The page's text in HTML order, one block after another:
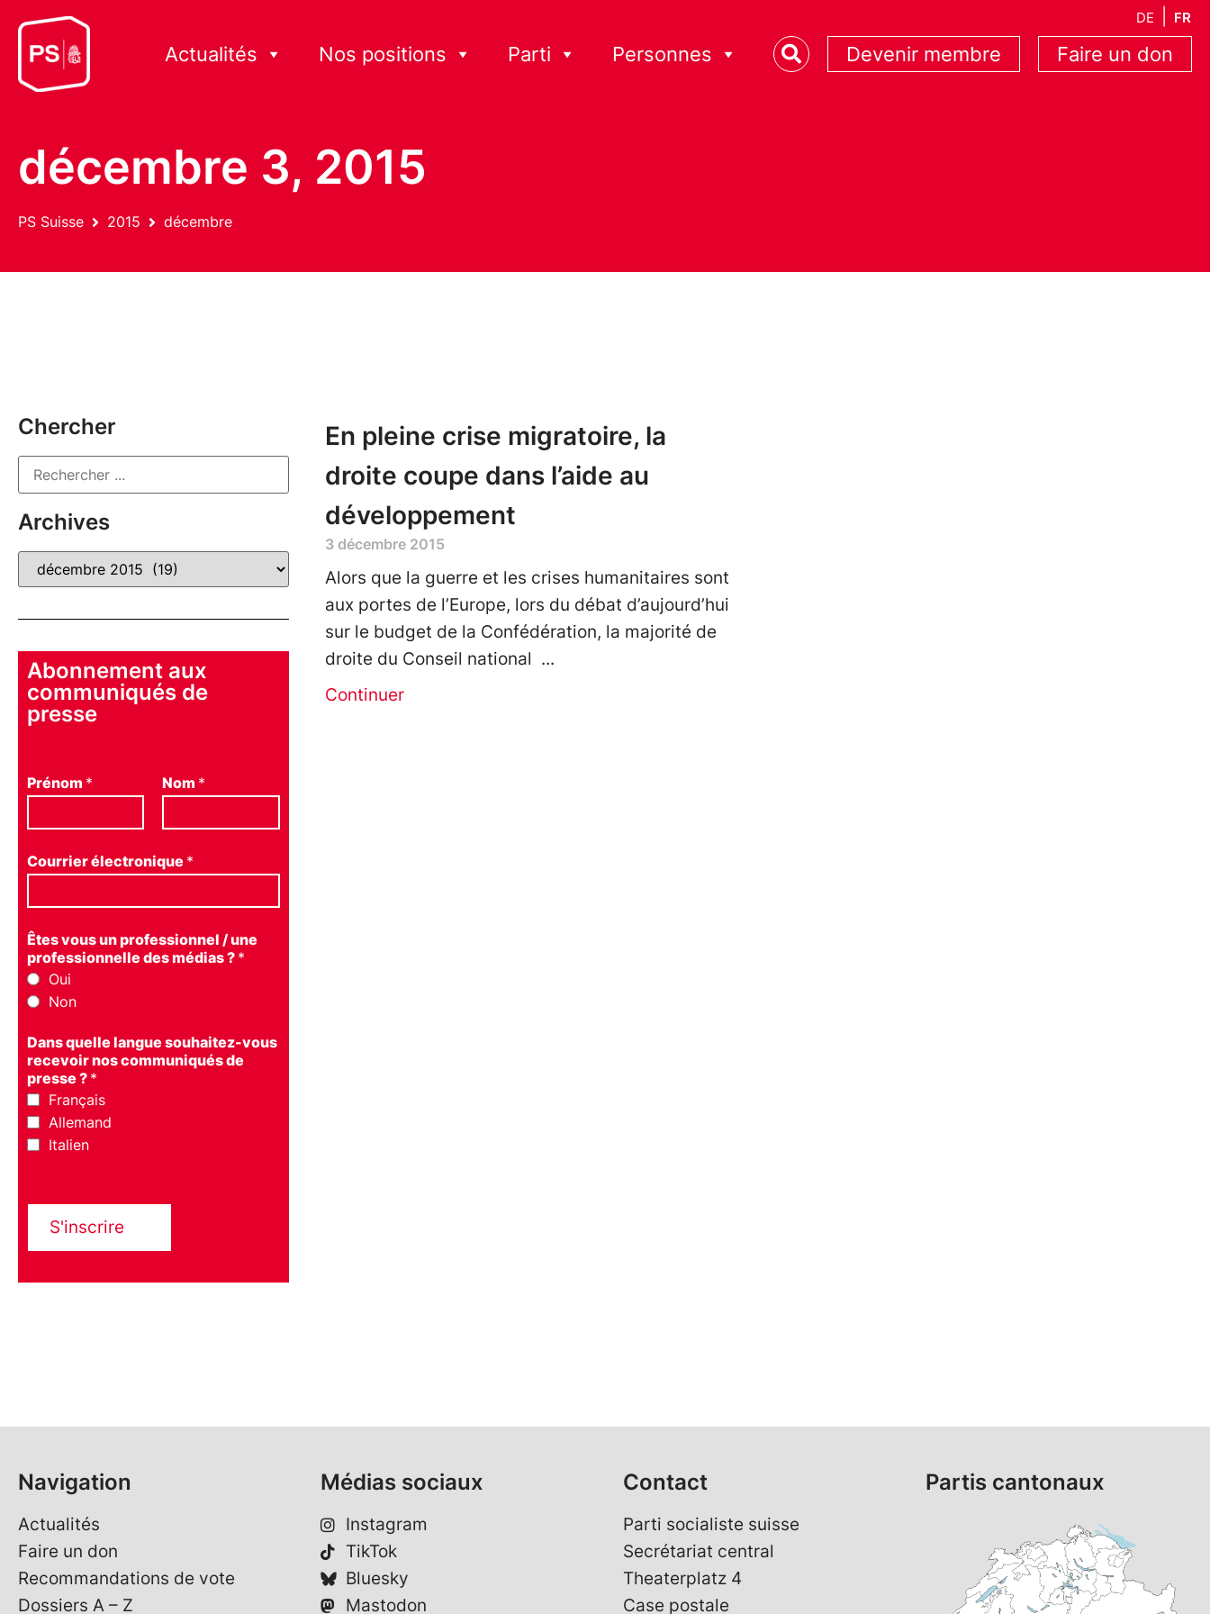
DE FR
Actualités Nos positions Parti Personnes Devenir membre Faire un don
décembre 3, 2015
PS Suisse 2015 décembre
Chercher
Archives
Abonnement aux
communiqués de
presse
Prénom * Nom *
Courrier électronique *
Êtes vous un professionnel / une
professionnelle des médias ? *
Oui
Non
Dans quelle langue souhaitez-vous
recevoir nos communiqués de
presse ? *
Français
Allemand
Italien
S'inscrire
En pleine crise migratoire, la
droite coupe dans l’aide au
développement
3 décembre 2015
Alors que la guerre et les crises humanitaires sont
aux portes de l’Europe, lors du débat d’aujourd’hui
sur le budget de la Confédération, la majorité de
droite du Conseil national
Continuer
Navigation
Actualités
Faire un don
Recommandations de vote
Dossiers A – Z
Médias sociaux
Instagram
TikTok
Bluesky
Mastodon
Contact
Parti socialiste suisse
Secrétariat central
Theaterplatz 4
Case postale
Partis cantonaux